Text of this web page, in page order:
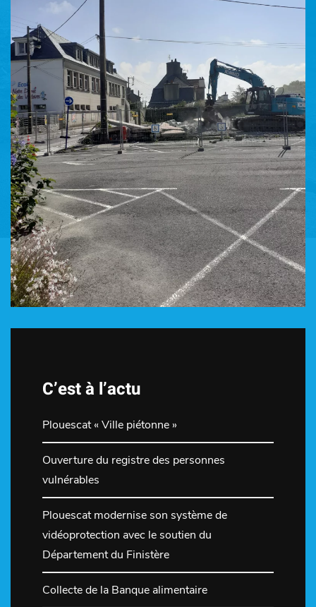
C’est à l’actu
Plouescat « Ville piétonne »
Ouverture du registre des personnes
vulnérables
Plouescat modernise son système de
vidéoprotection avec le soutien du
Département du Finistère
Collecte de la Banque alimentaire